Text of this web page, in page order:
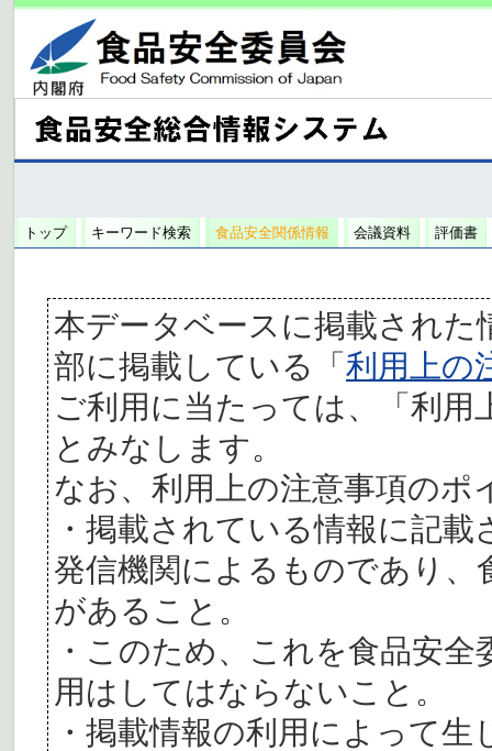
トップ キーワード検索 食品安全関係情報 会議資料 評価書
本データベースに掲載された
部に掲載している「利用上の
ご利用に当たっては、「利
とみなします。
なお、利用上の注意事項の
・掲載されている情報に記
発信機関によるものであり、
があること。
・このため、これを食品安
用はしてはならないこと。
・掲載情報の利用によって